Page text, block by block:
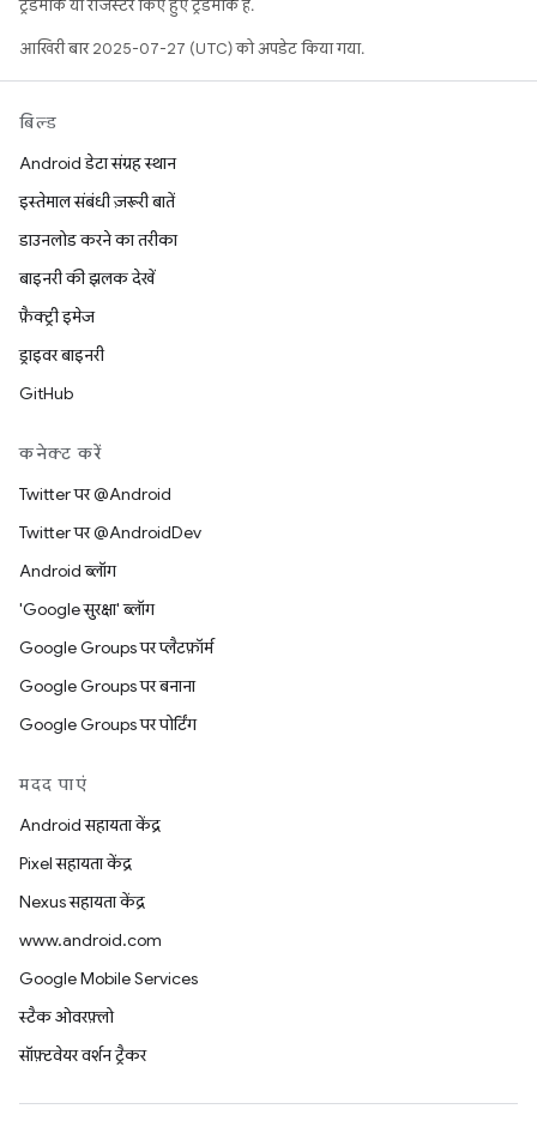
ट्रेडमार्क या रजिस्टर किए हुए ट्रेडमार्क हैं.
आखिरी बार 2025-07-27 (UTC) को अपडेट किया गया.
बिल्ड
Android डेटा संग्रह स्थान
इस्तेमाल संबंधी ज़रूरी बातें
डाउनलोड करने का तरीका
बाइनरी की झलक देखें
फ़ैक्ट्री इमेज
ड्राइवर बाइनरी
GitHub
कनेक्ट करें
Twitter पर @Android
Twitter पर @AndroidDev
Android ब्लॉग
'Google सुरक्षा' ब्लॉग
Google Groups पर प्लैटफ़ॉर्म
Google Groups पर बनाना
Google Groups पर पोर्टिंग
मदद पाएं
Android सहायता केंद्र
Pixel सहायता केंद्र
Nexus सहायता केंद्र
www.android.com
Google Mobile Services
स्टैक ओवरफ़्लो
सॉफ़्टवेयर वर्शन ट्रैकर